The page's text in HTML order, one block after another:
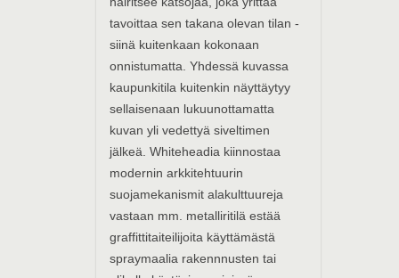
tavoittaa sen takana olevan tilan -
siinä kuitenkaan kokonaan
onnistumatta. Yhdessä kuvassa
kaupunkitila kuitenkin näyttäytyy
sellaisenaan lukuunottamatta
kuvan yli vedettyä siveltimen
jälkeä. Whiteheadia kiinnostaa
modernin arkkitehtuurin
suojamekanismit alakulttuureja
vastaan mm. metalliritilä estää
graffittitaiteilijoita käyttämästä
spraymaalia rakennnusten tai